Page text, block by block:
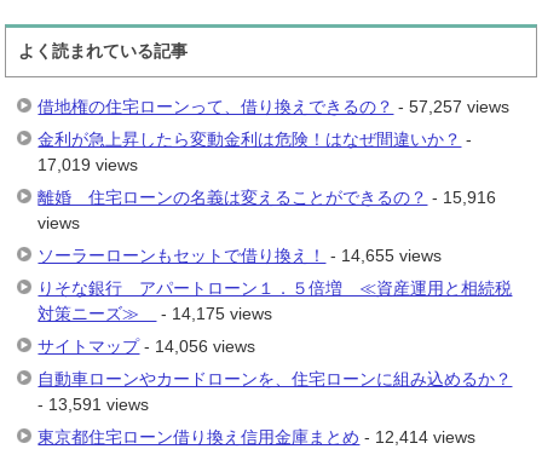
よく読まれている記事
借地権の住宅ローンって、借り換えできるの？ - 57,257 views
金利が急上昇したら変動金利は危険！はなぜ間違いか？ -
17,019 views
離婚 住宅ローンの名義は変えることができるの？ - 15,916
views
ソーラーローンもセットで借り換え！
- 14,655 views
りそな銀行 アパートローン１．５倍増 ≪資産運用と相続税
対策ニーズ≫
- 14,175 views
サイトマップ- 14,056 views
自動車ローンやカードローンを、住宅ローンに組み込めるか？
- 13,591 views
東京都住宅ローン借り換え信用金庫まとめ - 12,414 views